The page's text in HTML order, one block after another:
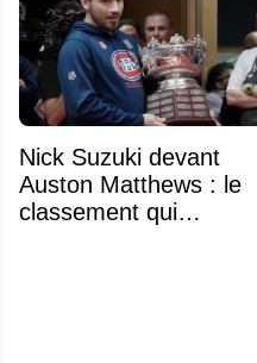
Nick Suzuki devant
Auston Matthews : le
classement qui